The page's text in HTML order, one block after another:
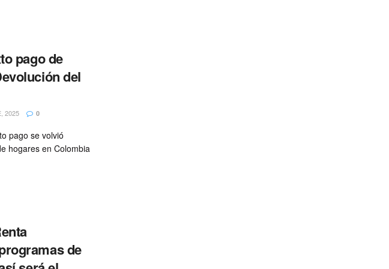
pago de
del
2025 0
pago se volvió
hogares en Colombia
de